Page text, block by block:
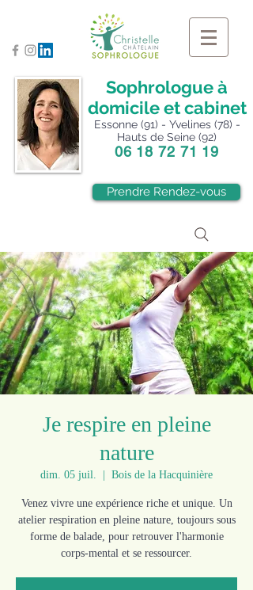
Sophrologue à
domicile et cabinet
Essonne (91) - Yvelines (78) -
Hauts de Seine (92)
06 18 72 71 19
Prendre Rendez-vous
Je respire en pleine
nature
dim. 05 juil. Bois de la Hacquinière
Venez vivre une expérience riche et unique. Un
atelier respiration en pleine nature, toujours sous
forme de balade, pour retrouver l'harmonie
corps-mental et se ressourcer.